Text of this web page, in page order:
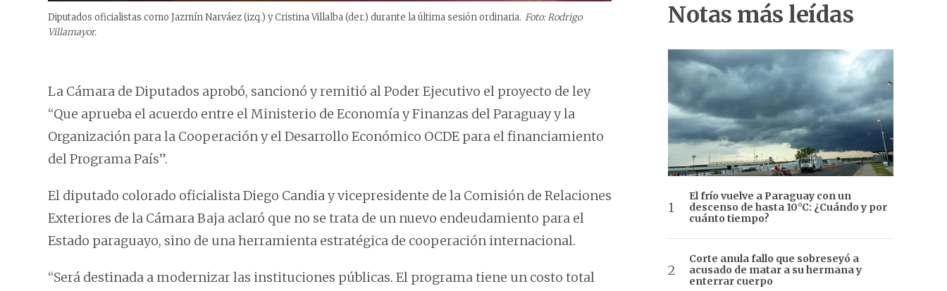
Diputados oficialistas como Jazmín Narváez (izq.) y Cristina Villalba (der.) durante la última sesión ordinaria. Foto: Rodrigo
Villamayor.
La Cámara de Diputados aprobó, sancionó y remitió al Poder Ejecutivo el proyecto de ley
“Que aprueba el acuerdo entre el Ministerio de Economía y Finanzas del Paraguay y la
Organización para la Cooperación y el Desarrollo Económico OCDE para el financiamiento
del Programa País”.
El diputado colorado oficialista Diego Candia y vicepresidente de la Comisión de Relaciones
Exteriores de la Cámara Baja aclaró que no se trata de un nuevo endeudamiento para el
Estado paraguayo, sino de una herramienta estratégica de cooperación internacional.
“Será destinada a modernizar las instituciones públicas. El programa tiene un costo total
Notas más leídas
El frío vuelve a Paraguay con un
descenso de hasta 10°C: ¿Cuándo y por
cuánto tiempo?
Corte anula fallo que sobreseyó a
acusado de matar a su hermana y
enterrar cuerpo